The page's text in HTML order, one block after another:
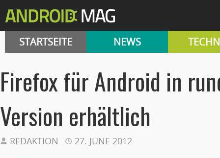
STARTSEITE NEWS
Firefox für Android in
Version erhältlich
REDAKTION 27. JUNE 2012